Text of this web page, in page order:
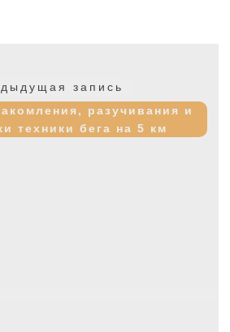
запись
запись:
разучивания и
техники бега на 5 км